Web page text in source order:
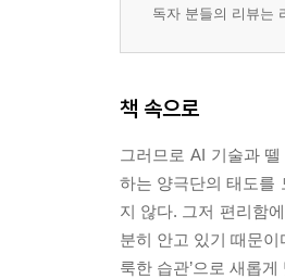
독자 분들의 리뷰는
책 속으로
그러므로 AI 기술과
하는 양극단의 태도를
지 않다. 그저 편리함
분히 안고 있기 때문
룩한 습관’으로 새롭